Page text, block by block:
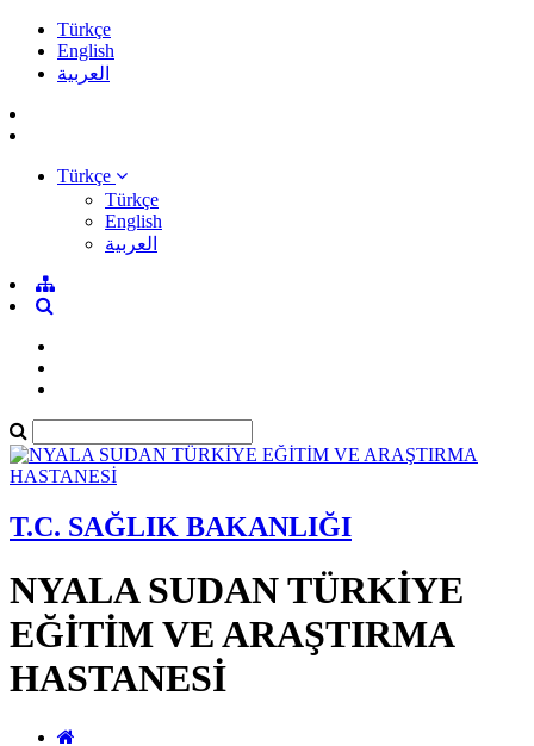
Türkçe
English
العربية
Türkçe
Türkçe
English
العربية
T.C. SAĞLIK BAKANLIĞI
NYALA SUDAN TÜRKİYE
EĞİTİM VE ARAŞTIRMA
HASTANESİ